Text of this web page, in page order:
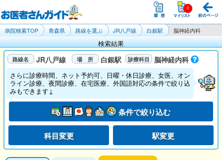
病院検索TOP 青森県 路線を選ぶ JR八戸線 白銀駅 脳神経内科
検索結果
JR八戸線 白銀駅 脳神経内科
さらに診療時間、ネット予約可、日曜・休日診療、女医、オン
ライン診療、夜間診療、在宅医療、外国語対応の条件で絞り込
みもできます↓
条件で絞り込む
科目変更 駅変更